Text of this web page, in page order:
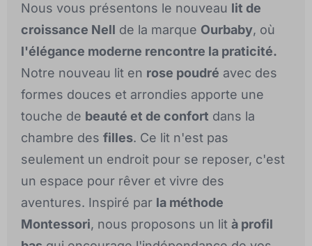
Nous vous présentons le nouveau lit de
croissance Nell de la marque Ourbaby, où
l'élégance moderne rencontre la praticité.
Notre nouveau lit en rose poudré avec des
formes douces et arrondies apporte une
touche de beauté et de confort dans la
chambre des filles. Ce lit n'est pas
seulement un endroit pour se reposer, c'est
un espace pour rêver et vivre des
aventures. Inspiré par la méthode
Montessori, nous proposons un lit à profil